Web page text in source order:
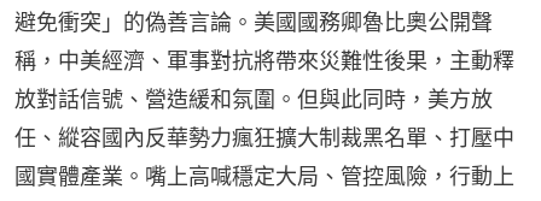
避免衝突」的偽善言論。美國國務卿魯比奧公開聲
稱，中美經濟、軍事對抗將帶來災難性後果，主動釋
放對話信號、營造緩和氛圍。但與此同時，美方放
任、縱容國內反華勢力瘋狂擴大制裁黑名單、打壓中
國實體產業。嘴上高喊穩定大局、管控風險，行動上